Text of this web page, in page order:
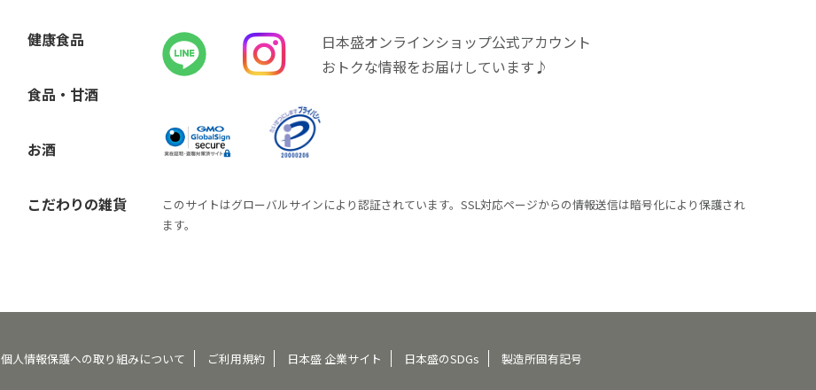
健康食品
食品・甘酒
お酒
こだわりの雑貨
日本盛オンラインショップ公式アカウント
おトクな情報をお届けしています♪
このサイトはグローバルサインにより認証されています。SSL対応ページからの情報送信は暗号化により保護され
ます。
個人情報保護への取り組みについて ご利用規約 日本盛 企業サイト 日本盛のSDGs 製造所固有記号